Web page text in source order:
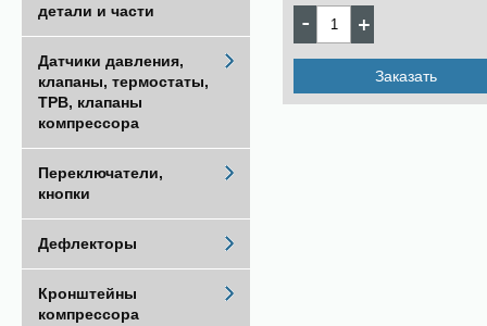
Цена:54087
Заказать
детали и части
Датчики давления,
клапаны, термостаты,
ТРВ, клапаны
компрессора
Переключатели,
кнопки
Дефлекторы
Кронштейны
компрессора